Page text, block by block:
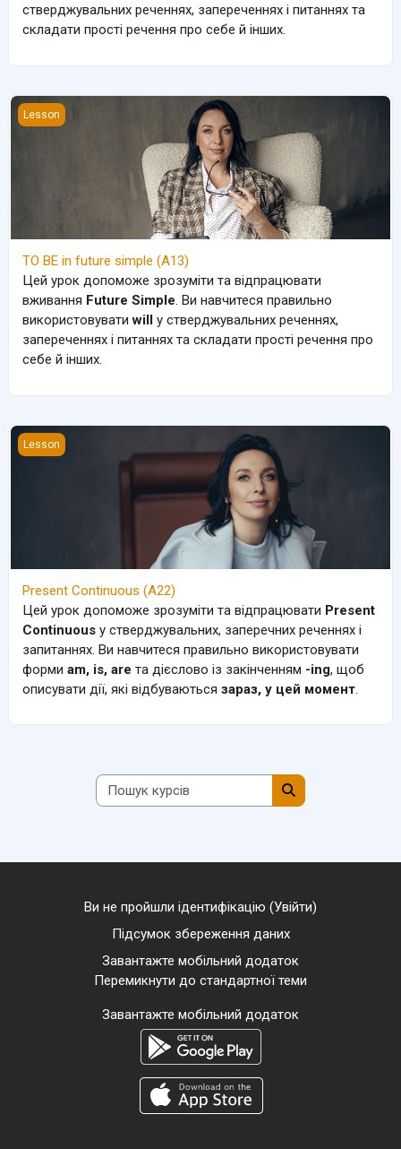
стверджувальних реченнях, запереченнях і питаннях та
складати прості речення про себе й інших.
TO BE in future simple (A13)
Lesson
TO BE in future simple (A13)
Цей урок допоможе зрозуміти та відпрацювати
вживання Future Simple. Ви навчитеся правильно
використовуватиwill у стверджувальних реченнях,
запереченнях і питаннях та складати прості речення про
себе й інших.
Present Continuous (A22)
Lesson
Present Continuous (A22)
Цей урок допоможе зрозуміти та відпрацювати Present
Continuous у стверджувальних, заперечних реченнях і
запитаннях. Ви навчитеся правильно використовувати
форми am, is, are та дієслово із закінченням -ing, щоб
описувати дії, які відбуваються зараз, у цей момент
Пошук курсів
Пошук курсів
Ви не пройшли ідентифікацію (Увійти)
Підсумок збереження даних
Завантажте мобільний додаток
Перемикнути до стандартної теми
Завантажте мобільний додаток